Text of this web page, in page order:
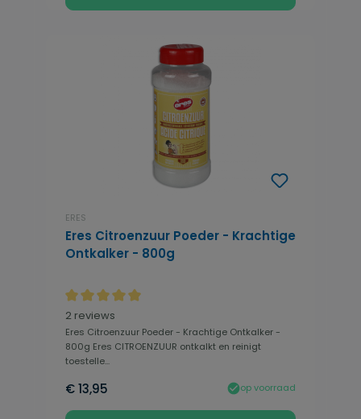
ERES
Eres Citroenzuur Poeder - Krachtige
Ontkalker - 800g
Gemiddelde waardering van 5 van 5 sterren
2 reviews
Eres Citroenzuur Poeder - Krachtige Ontkalker -
800g Eres CITROENZUUR ontkalkt en reinigt
toestelle...
€ 13,95 op voorraad